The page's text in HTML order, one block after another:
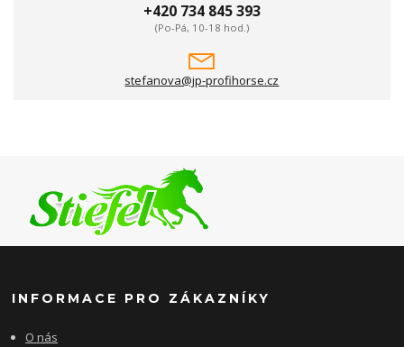
+420 734 845 393
(Po-Pá, 10-18 hod.)
stefanova@jp-profihorse.cz
INFORMACE PRO ZÁKAZNÍKY
O nás